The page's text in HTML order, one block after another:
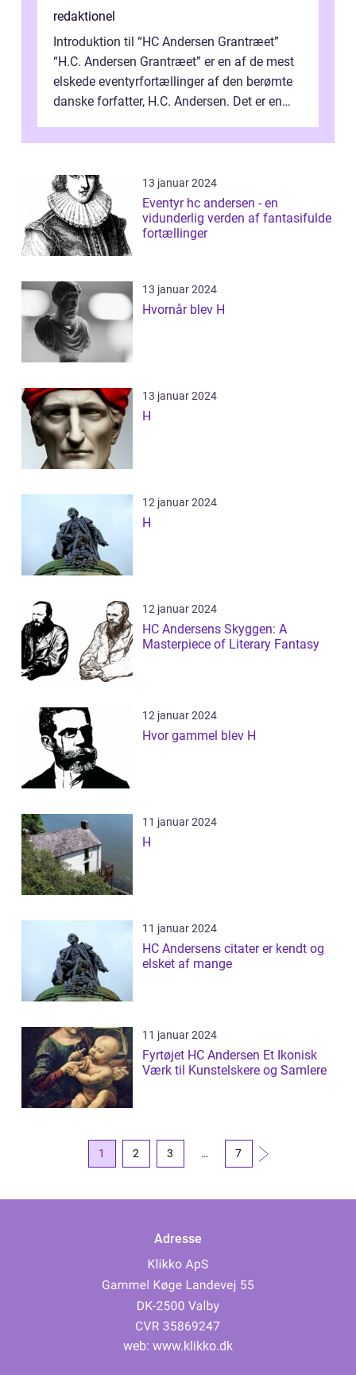
redaktionel
Introduktion til “HC Andersen Grantræet”
“H.C. Andersen Grantræet” er en af de mest
elskede eventyrfortællinger af den berømte
danske forfatter, H.C. Andersen. Det er en
13 januar 2024
Eventyr hc andersen - en
vidunderlig verden af fantasifulde
fortællinger
13 januar 2024
Hvornår blev H
13 januar 2024
H
12 januar 2024
H
12 januar 2024
HC Andersens Skyggen: A
Masterpiece of Literary Fantasy
12 januar 2024
Hvor gammel blev H
11 januar 2024
H
11 januar 2024
HC Andersens citater er kendt og
elsket af mange
11 januar 2024
Fyrtøjet HC Andersen Et Ikonisk
Værk til Kunstelskere og Samlere
1 2 3 … 7
Adresse
web: www.klikko.dk